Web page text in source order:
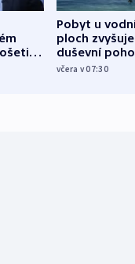
Pobyt u
ploch zvyšuje
duševní
ukázala
včera v 07:30